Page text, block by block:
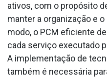
ativos, com o propósito
manter a organização e
modo, o PCM eficiente
cada serviço executado
A implementação de
também é necessária